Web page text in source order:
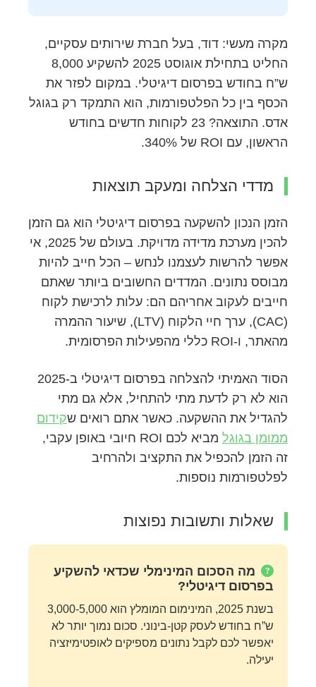
מקרה מעשי: דוד, בעל חברת שירותים עסקיים,
החליט בתחילת אוגוסט 2025 להשקיע 8,000
ש”ח בחודש בפרסום דיגיטלי. במקום לפזר את
הכסף בין כל הפלטפורמות, הוא התמקד רק בגוגל
אדס. התוצאה? 23 לקוחות חדשים בחודש
הראשון, עם ROI של 340%.
מדדי הצלחה ומעקב תוצאות
הזמן הנכון להשקעה בפרסום דיגיטלי הוא גם הזמן
להכין מערכת מדידה מדויקת. בעולם של 2025, אי
אפשר להרשות לעצמנו לנחש – הכל חייב להיות
מבוסס נתונים. המדדים החשובים ביותר שאתם
חייבים לעקוב אחריהם הם: עלות לרכישת לקוח
(CAC), ערך חיי הלקוח (LTV), שיעור ההמרה
מהאתר, ו-ROI כללי מהפעילות הפרסומית.
הסוד האמיתי להצלחה בפרסום דיגיטלי ב-2025
הוא לא רק לדעת מתי להתחיל, אלא גם מתי
להגדיל את ההשקעה. כאשר אתם רואים שקידום
ממומן בגוגל
מביא לכם ROI חיובי באופן עקבי,
זה הזמן להכפיל את התקציב ולהרחיב
לפלטפורמות נוספות.
שאלות ותשובות נפוצות
מה הסכום המינימלי שכדאי להשקיע
בפרסום דיגיטלי?
בשנת 2025, המינימום המומלץ הוא 3,000-5,000
ש”ח בחודש לעסק קטן-בינוני. סכום נמוך יותר לא
יאפשר לכם לקבל נתונים מספיקים לאופטימיזציה
יעילה.